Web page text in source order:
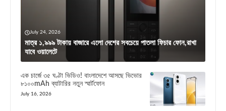
July 24, 2026
মাত্র ১,৯৯৯ টাকায় বাজারে এলো দেশের সবচেয়ে পাতলা ফিচার ফোন,রাখা
যাবে ওয়ালেটে
এক চার্জে ৩৫ ঘণ্টা ভিডিও! বাংলাদেশে আসছে ভিভোর
৮১০০mAh ব্যাটারির নতুন স্মার্টফোন
July 16, 2026